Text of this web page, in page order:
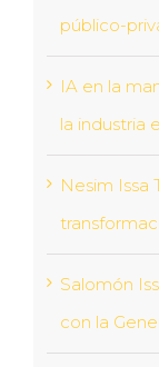
público-
IA en la
la industria
Nesim Issa
Salomón
con la